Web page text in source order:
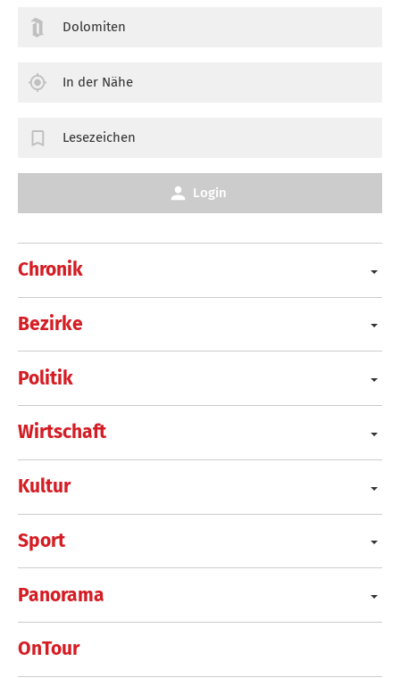
Chronik
Bezirke
Politik
Wirtschaft
Kultur
Sport
Panorama
OnTour
Dolomiten
In der Nähe
Lesezeichen
Login